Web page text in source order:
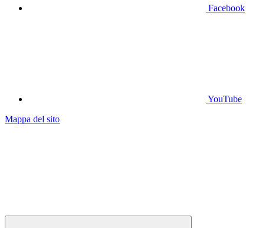
Facebook
YouTube
Mappa del sito